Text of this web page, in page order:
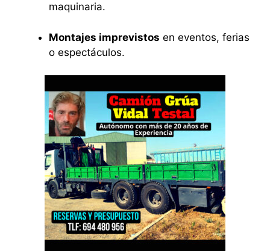
maquinaria.
Montajes imprevistos en eventos, ferias
o espectáculos.